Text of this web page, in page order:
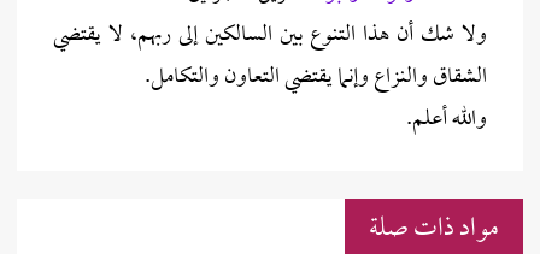
ولا شك أن هذا التنوع بين السالكين إلى ربهم، لا يقتضي
الشقاق والنزاع وإنما يقتضي التعاون والتكامل.
والله أعلم.
مواد ذات صلة